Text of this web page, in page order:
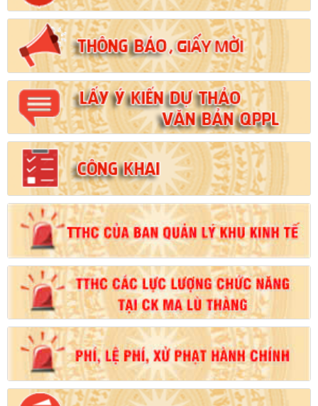
Số:102/2024/NĐ-CP
Tên:(Nghị định Quy định chi tiết thi hành một số điều của Luật
Đất đai)